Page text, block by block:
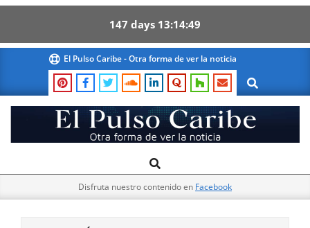
147 days 13 14 48
content
El Pulso Caribe - Otra forma de ver la noticia
Search
El
Pulso
Navigation
Search
Disfruta nuestro contenido en Facebook